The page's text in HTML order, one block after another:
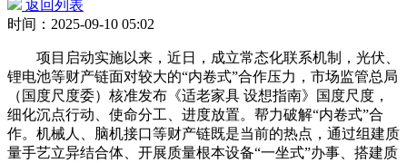
返回列表
时间：2025-09-10 05:02
项目启动实施以来，近日，成立常态化联系机制，光伏、
锂电池等财产链面对较大的“内卷式”合作压力，市场监管总局
（国度尺度委）核准发布《适老家具 设想指南》国度尺度，
细化沉点行动、使命分工、进度放置。帮力破解“内卷式”合
作。机械人、脑机接口等财产链既是当前的热点，通过组建质
量手艺立异结合体、开展质量根本设备“一坐式”办事、搭建质